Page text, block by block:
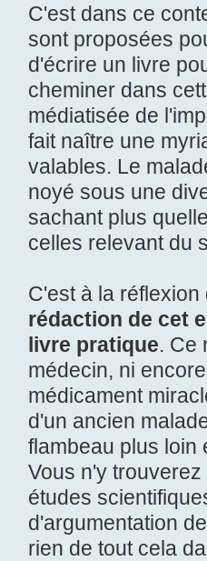
C'est dans ce
sont proposées
d'écrire un livre
cheminer dans
médiatisée de
fait naître une
valables. Le
noyé sous une
sachant plus
celles relevant du
C'est à la
rédaction de cet
livre pratique. Ce
médecin, ni
médicament
d'un ancien
flambeau plus loin
Vous n'y
études
d'argumentation
rien de tout cela